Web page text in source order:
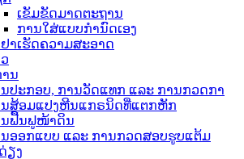
ເຂັມຂັດມາດຕະຖານ
ການໃສ່ແບບກຳນົດເອງ
າເຮັດຄວາມສະອາດ
ນ
ປະກອບ, ການວັດແທກ ແລະ ການກວດກາ
ນສ້ອມແປງຫີນແກຣນິດທີ່ແຕກຫັກ
ນຟື້ນຟູໜ້າດິນ
ອອກແບບ ແລະ ການກວດສອບຮູບແຕ້ມ
ຽງ